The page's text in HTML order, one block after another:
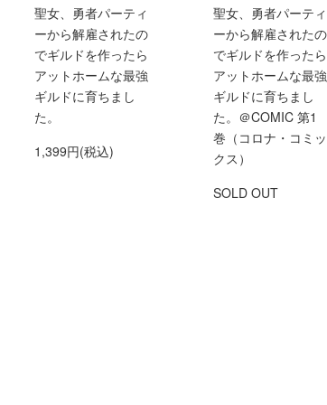
聖女、勇者パーティ
ーから解雇されたの
でギルドを作ったら
アットホームな最強
ギルドに育ちまし
た。
1,399円(税込)
聖女、勇者パーティ
ーから解雇されたの
でギルドを作ったら
アットホームな最強
ギルドに育ちまし
た。＠COMIC 第1
巻（コロナ・コミッ
クス）
SOLD OUT